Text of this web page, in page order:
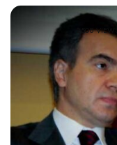
2508 VIEWS